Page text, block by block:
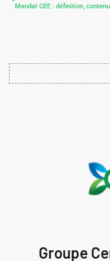
Mandat CEE : définition,
Groupe